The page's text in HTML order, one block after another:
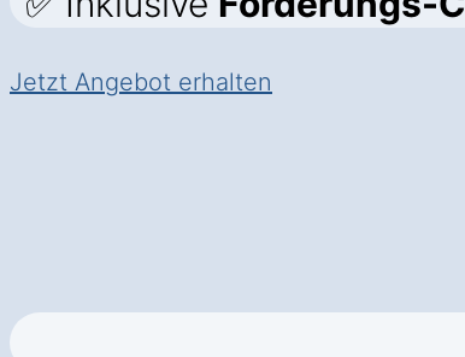
Jetzt Angebot erhalten